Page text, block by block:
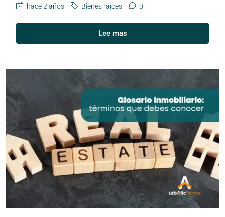
hace 2 años Bienes raíces 0
Lee mas